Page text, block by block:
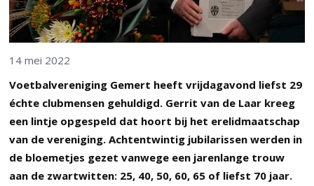
14 mei 2022
Voetbalvereniging Gemert heeft vrijdagavond liefst 29
échte clubmensen gehuldigd. Gerrit van de Laar kreeg
een lintje opgespeld dat hoort bij het erelidmaatschap
van de vereniging. Achtentwintig jubilarissen werden in
de bloemetjes gezet vanwege een jarenlange trouw
aan de zwartwitten: 25, 40, 50, 60, 65 of liefst 70 jaar.